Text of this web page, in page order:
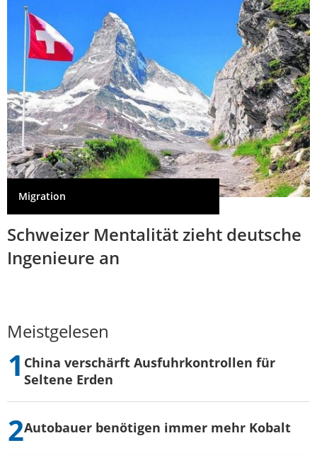
Migration
Schweizer Mentalität zieht deutsche
Ingenieure an
Meistgelesen
China verschärft Ausfuhrkontrollen für
Seltene Erden
Autobauer benötigen immer mehr Kobalt